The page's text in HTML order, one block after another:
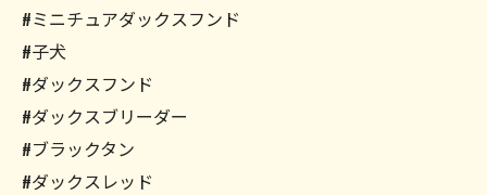
#ミニチュアダックスフンド
#子犬
#ダックスフンド
#ダックスブリーダー
#ブラックタン
#ダックスレッド